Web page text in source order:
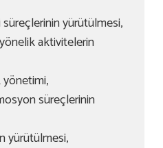
yürütülmesi,
aktivitelerin
süreçlerinin
yürütülmesi,